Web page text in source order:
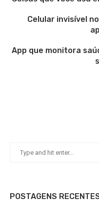
Celular invisível
App que monitora
POSTAGENS